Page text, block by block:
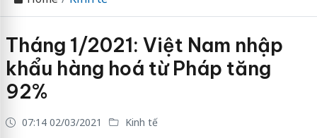
Tháng 1/2021: Việt Nam nhập
khẩu hàng hoá từ Pháp tăng
92%
07:14 02/03/2021 Kinh tế